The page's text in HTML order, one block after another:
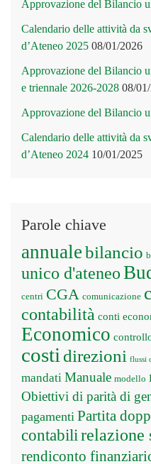
Approvazione del Bilancio
Calendario delle attività da
d’Ateneo 2025 08/01/2026
Approvazione del Bilancio
e triennale 2026-2028 08/
Approvazione del Bilancio
Calendario delle attività da
d’Ateneo 2024 10/01/2025
Parole chiave
annualebilancio
unico d'ateneo
centri CGA comunicazione
contabilità conti
Economico
costi direzioni flussi
mandati Manuale modello
Obiettivi di parità di
pagamenti Partita
contabilirelazione
rendiconto